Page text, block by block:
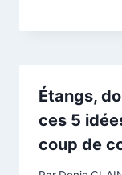
Étangs,
ces 5
coup de